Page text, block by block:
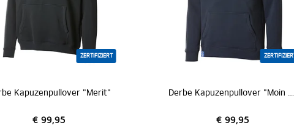
ZERTIFIZIERT
Kapuzenpullover "Merit"
€ 99,95
ZERTIFIZIERT
Derbe Kapuzenpullover "Moin gestreift"
€ 99,95